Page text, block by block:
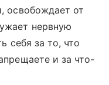
освобождает от
нервную
себя за то, что
и за что-